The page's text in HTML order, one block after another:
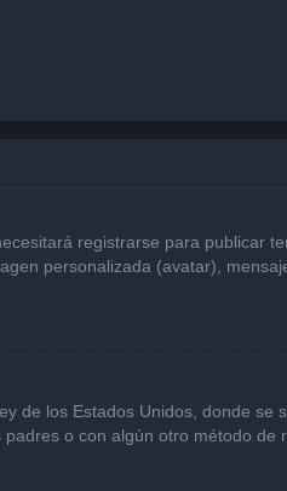
registrarse para publicar
personalizada (avatar),
de los Estados Unidos, donde
o con algún otro método